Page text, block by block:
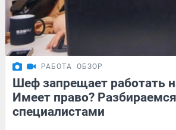
РАБОТА ОБЗОР
Шеф запрещает работать
Имеет право?
специалистами